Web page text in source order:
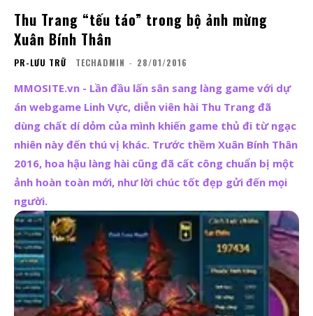
Thu Trang “tếu táo” trong bộ ảnh mừng
Xuân Bính Thân
PR-LƯU TRỮ TECHADMIN - 28/01/2016
MMOSITE.vn - Lần đầu lấn sân sang làng game với dự
án webgame Linh Vực, diễn viên hài Thu Trang đã
dùng chất dí dỏm của mình khiến game thủ đi từ ngạc
nhiên này đến thú vị khác. Trước thềm Xuân Bính Thân
2016, hoa hậu làng hài cũng đã cất công chuẩn bị một
ảnh hoàn toàn mới, như lời chúc tốt đẹp gửi đến mọi
người.